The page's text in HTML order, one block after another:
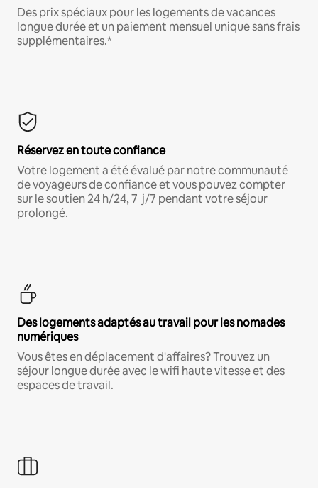
Des prix spéciaux pour les logements de vacances
longue durée et un paiement mensuel unique sans frais
supplémentaires.*
Réservez en toute confiance
Votre logement a été évalué par notre communauté
de voyageurs de confiance et vous pouvez compter
sur le soutien 24 h/24, 7 j/7 pendant votre séjour
prolongé.
Des logements adaptés au travail pour les nomades
numériques
Vous êtes en déplacement d'affaires? Trouvez un
séjour longue durée avec le wifi haute vitesse et des
espaces de travail.